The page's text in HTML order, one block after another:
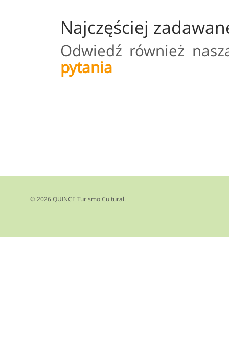
Najczęściej
Odwiedź również
pytania
© 2026 QUINCE Turismo Cultural.